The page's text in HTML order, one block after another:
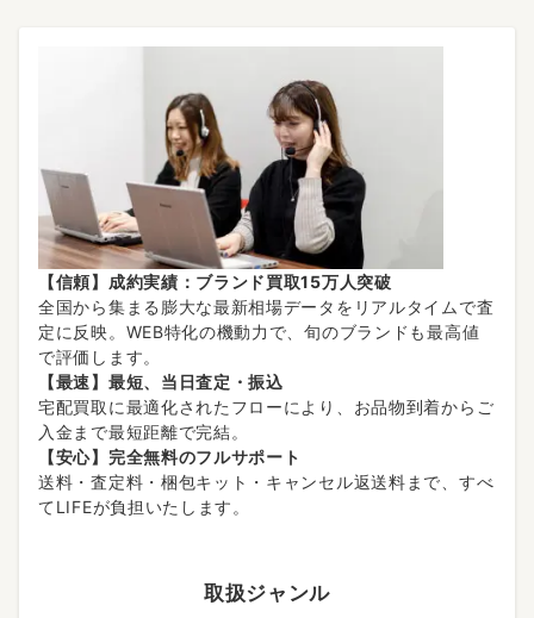
【信頼】成約実績：ブランド買取15万人突破
全国から集まる膨大な最新相場データをリアルタイムで査
定に反映。WEB特化の機動力で、旬のブランドも最高値
で評価します。
【最速】最短、当日査定・振込
宅配買取に最適化されたフローにより、お品物到着からご
入金まで最短距離で完結。
【安心】完全無料のフルサポート
送料・査定料・梱包キット・キャンセル返送料まで、すべ
てLIFEが負担いたします。
取扱ジャンル